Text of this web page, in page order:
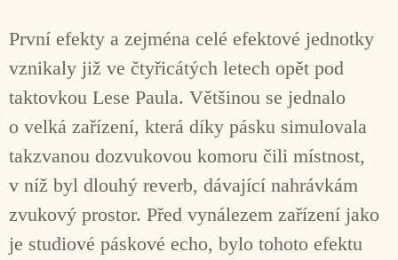
První efekty a zejména celé efektové jednotky
vznikaly již ve čtyřicátých letech opět pod
taktovkou Lese Paula. Většinou se jednalo
o velká zařízení, která díky pásku simulovala
takzvanou dozvukovou komoru čili místnost,
v níž byl dlouhý reverb, dávající nahrávkám
zvukový prostor. Před vynálezem zařízení jako
je studiové páskové echo, bylo tohoto efektu